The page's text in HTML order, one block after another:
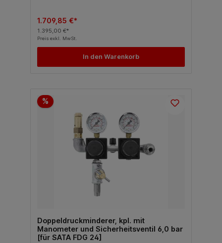
1.709,85 €*
1.395,00 €*
Preis exkl. MwSt.
In den Warenkorb
%
Doppeldruckminderer, kpl. mit
Manometer und Sicherheitsventil 6,0 bar
[für SATA FDG 24]